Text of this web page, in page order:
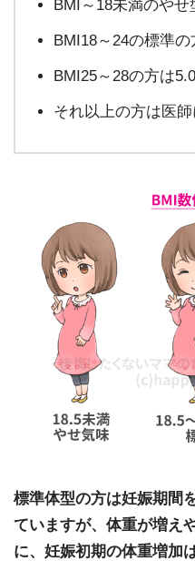
BMI～18未満のや
BMI18～24の標準
BMI25～28の方は
それ以上の方は医
標準体型の方は妊娠期間
ていますが、体重が増え
に、妊娠初期の体重増加